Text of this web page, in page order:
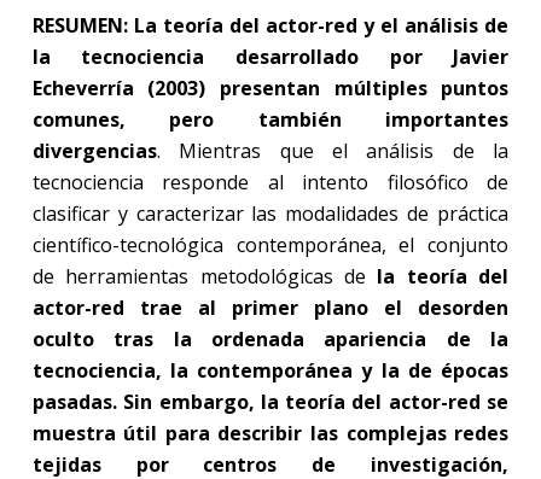
RESUMEN: La teoría del actor-red y el análisis de
la tecnociencia desarrollado por Javier
Echeverría (2003) presentan múltiples puntos
comunes, pero también importantes
divergencias. Mientras que el análisis de la
tecnociencia responde al intento filosófico de
clasificar y caracterizar las modalidades de práctica
científico-tecnológica contemporánea, el conjunto
de herramientas metodológicas de la teoría del
actor-red trae al primer plano el desorden
oculto tras la ordenada apariencia de la
tecnociencia, la contemporánea y la de épocas
pasadas. Sin embargo, la teoría del actor-red se
muestra útil para describir las complejas redes
tejidas por centros de investigación,